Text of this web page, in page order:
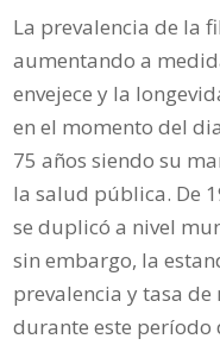
La prevalencia de la
aumentando a
envejece y la
en el momento del
75 años siendo su
la salud pública. De
se duplicó a nivel
sin embargo, la
prevalencia y tasa
durante este período